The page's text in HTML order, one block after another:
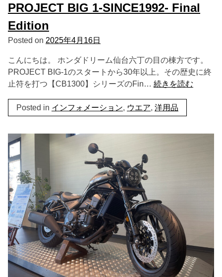
PROJECT BIG 1-SINCE1992- Final
Edition
Posted on 2025年4月16日
こんにちは。 ホンダドリーム仙台六丁の目の棟方です。
PROJECT BIG-1のスタートから30年以上。その歴史に終
止符を打つ【CB1300】シリーズのFin… 続きを読む
Posted in インフォメーション, ウエア, 洋用品